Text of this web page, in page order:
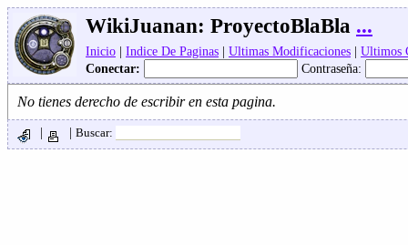
WikiJuanan: ProyectoBlaBla ...
Inicio | Indice De Paginas | Ultimas Modificaciones | Ultimos
Conectar:
Contraseña:
No tienes derecho de escribir en esta pagina.
| | Buscar: